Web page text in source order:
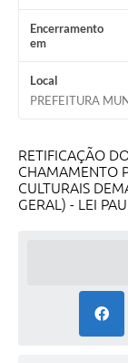
Carta de Serviços
Acesso à Informação
Encerramento
em
Local
PREFEITURA
RETIFICAÇÃO
CHAMAMENTO
CULTURAIS
GERAL) - LEI